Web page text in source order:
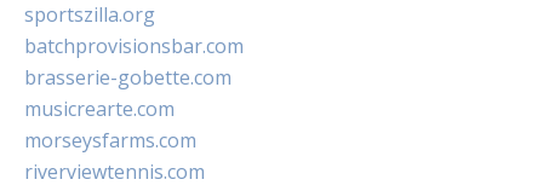
sportszilla.org
batchprovisionsbar.com
brasserie-gobette.com
musicrearte.com
morseysfarms.com
riverviewtennis.com